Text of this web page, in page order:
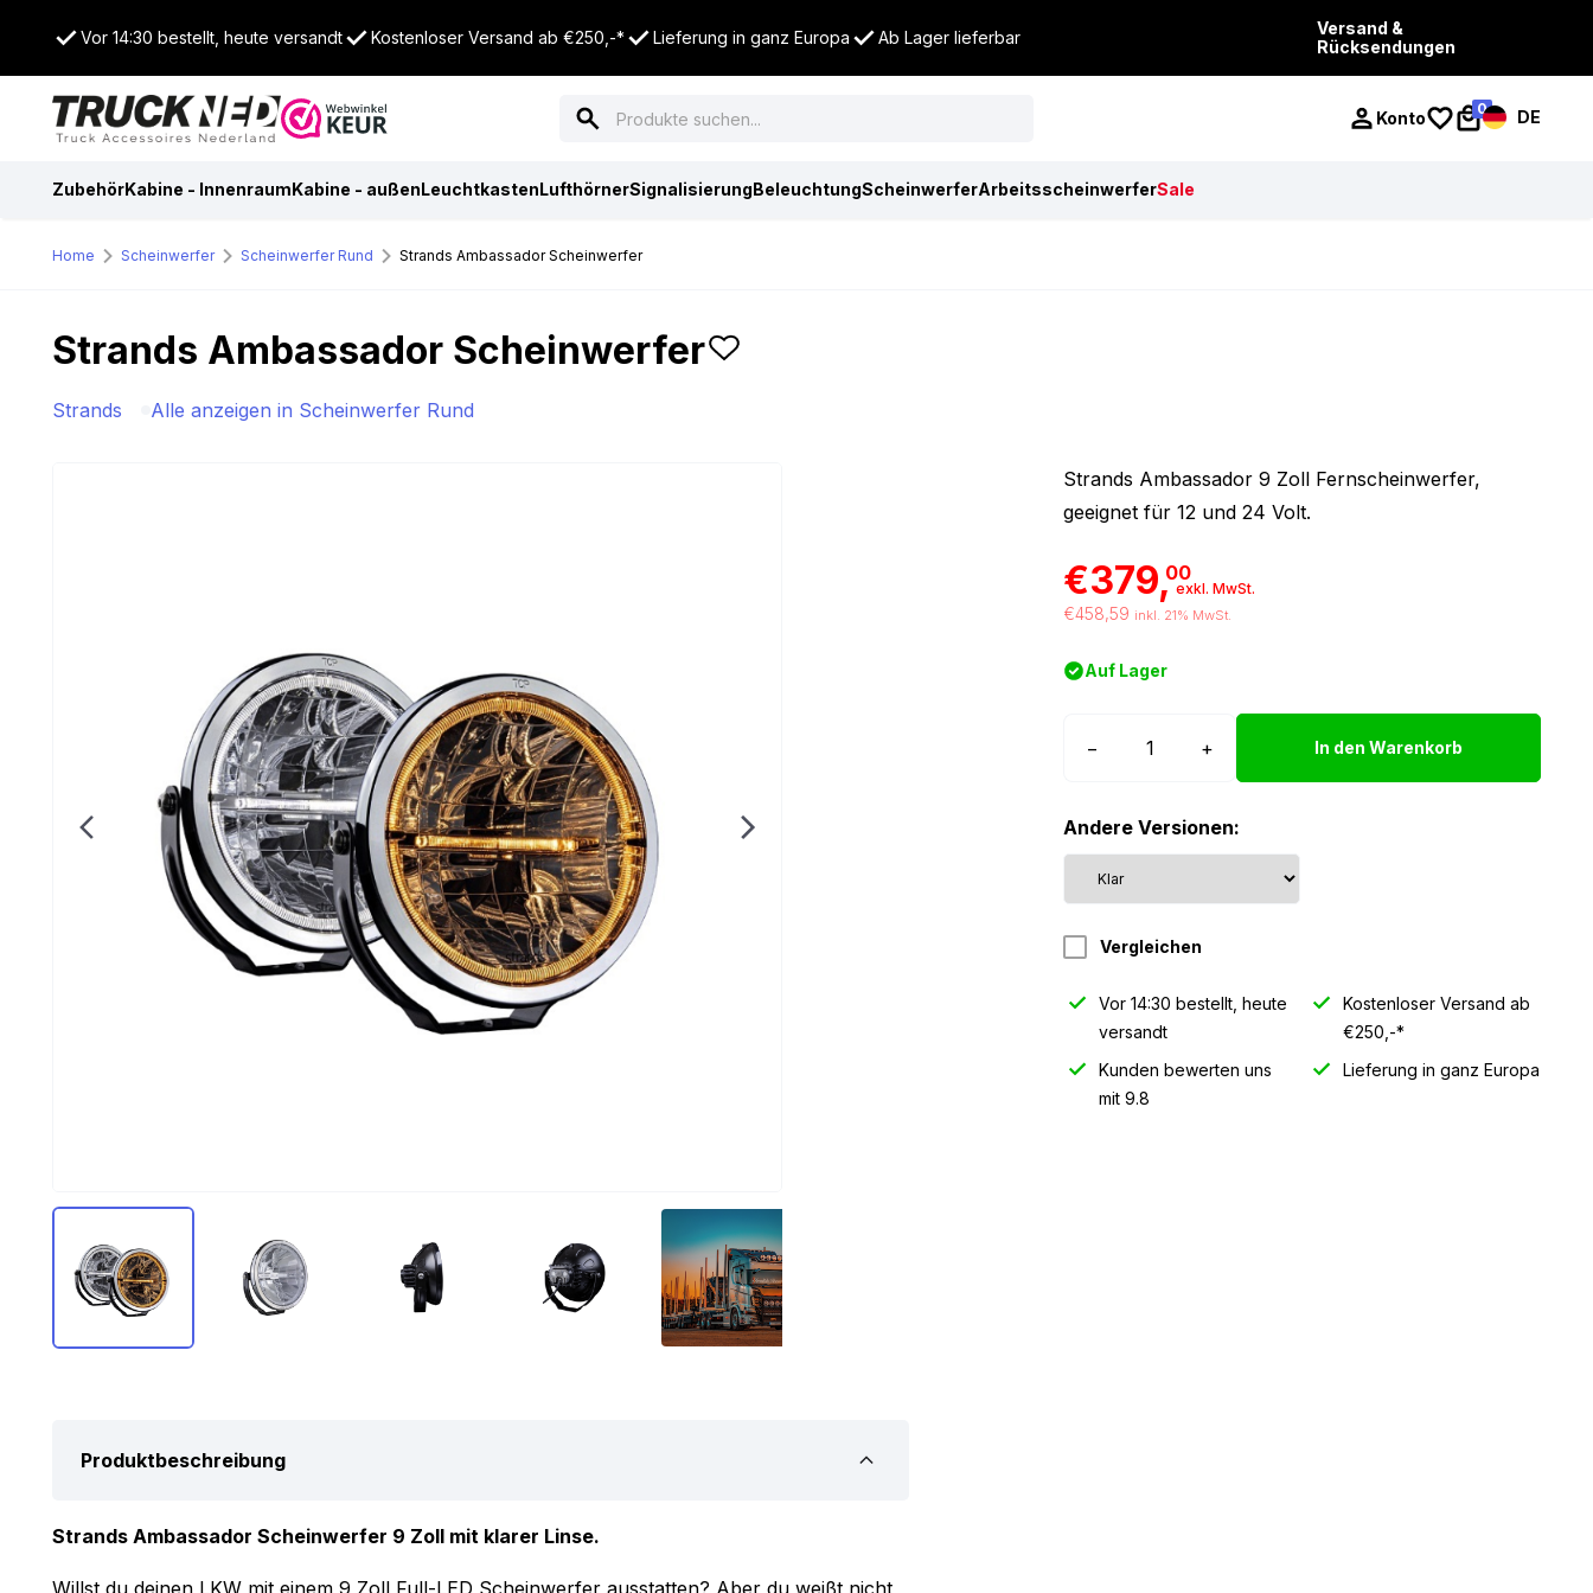
Vor 14:30 bestellt, heute versandt Kostenloser Versand ab €250,-* Lieferung in ganz Europa Ab Lager lieferbar
Versand &
Rücksendungen
Konto 0 DE
ZubehörKabine - InnenraumKabine - außenLeuchtkastenLufthörnerSignalisierungBeleuchtungScheinwerferArbeitsscheinwerferSale
Home Scheinwerfer Scheinwerfer Rund Strands Ambassador Scheinwerfer
Strands Ambassador Scheinwerfer
Strands Alle anzeigen in Scheinwerfer Rund
Strands Ambassador 9 Zoll Fernscheinwerfer,
geeignet für 12 und 24 Volt.
€379,00
exkl. MwSt.
€458,59 inkl. 21% MwSt.
Auf Lager
−
Ambassador
Menge
+ In den Warenkorb
Andere Versionen:
Vergleichen
Vor 14:30 bestellt, heute
versandt
Kostenloser Versand ab
€250,-*
Kunden bewerten uns
mit 9.8
Lieferung in ganz Europa
Produktbeschreibung
Strands Ambassador Scheinwerfer 9 Zoll mit klarer Linse.
Willst du deinen LKW mit einem 9 Zoll Full-LED Scheinwerfer ausstatten? Aber du weißt nicht